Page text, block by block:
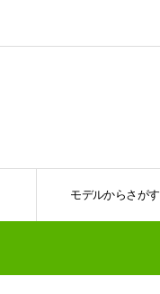
モデルからさがす